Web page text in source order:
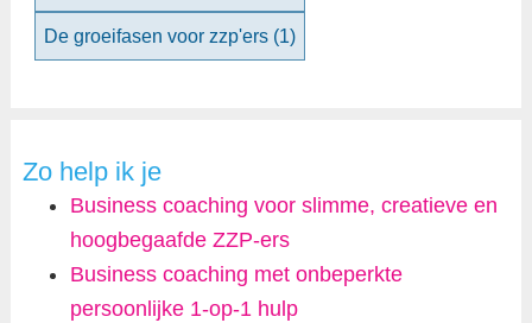
De groeifasen voor zzp'ers (1)
Zo help ik je
Business coaching voor slimme, creatieve en
hoogbegaafde ZZP-ers
Business coaching met onbeperkte
persoonlijke 1-op-1 hulp